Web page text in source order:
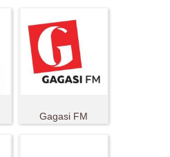
Gagasi FM